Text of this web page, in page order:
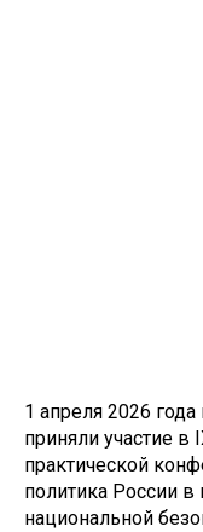
1 апреля 2026
приняли участие в
практической
политика России в
национальной